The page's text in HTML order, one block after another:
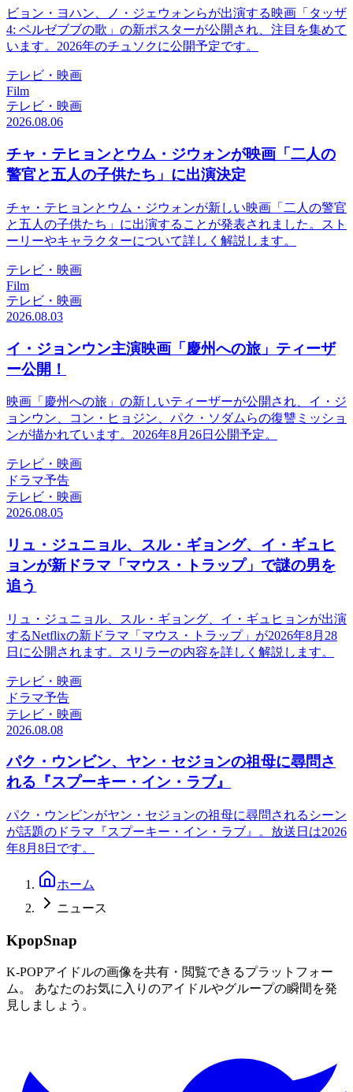
ビョン・ヨハン、ノ・ジェウォンらが出演する映画「タッザ
4: ベルゼブブの歌」の新ポスターが公開され、注目を集めて
います。2026年のチュソクに公開予定です。
テレビ・映画
Film
テレビ・映画
2026.08.06
チャ・テヒョンとウム・ジウォンが映画「二人の
警官と五人の子供たち」に出演決定
チャ・テヒョンとウム・ジウォンが新しい映画「二人の警官
と五人の子供たち」に出演することが発表されました。スト
ーリーやキャラクターについて詳しく解説します。
テレビ・映画
Film
テレビ・映画
2026.08.03
イ・ジョンウン主演映画「慶州への旅」ティーザ
ー公開！
映画「慶州への旅」の新しいティーザーが公開され、イ・ジ
ョンウン、コン・ヒョジン、パク・ソダムらの復讐ミッショ
ンが描かれています。2026年8月26日公開予定。
テレビ・映画
ドラマ予告
テレビ・映画
2026.08.05
リュ・ジュニョル、スル・ギョング、イ・ギュヒ
ョンが新ドラマ「マウス・トラップ」で謎の男を
追う
リュ・ジュニョル、スル・ギョング、イ・ギュヒョンが出演
するNetflixの新ドラマ「マウス・トラップ」が2026年8月28
日に公開されます。スリラーの内容を詳しく解説します。
テレビ・映画
ドラマ予告
テレビ・映画
2026.08.08
パク・ウンビン、ヤン・セジョンの祖母に尋問さ
れる『スプーキー・イン・ラブ』
パク・ウンビンがヤン・セジョンの祖母に尋問されるシーン
が話題のドラマ『スプーキー・イン・ラブ』。放送日は2026
年8月8日です。
ホーム
ニュース
KpopSnap
K-POPアイドルの画像を共有・閲覧できるプラットフォー
ム。 あなたのお気に入りのアイドルやグループの瞬間を発
見しましょう。